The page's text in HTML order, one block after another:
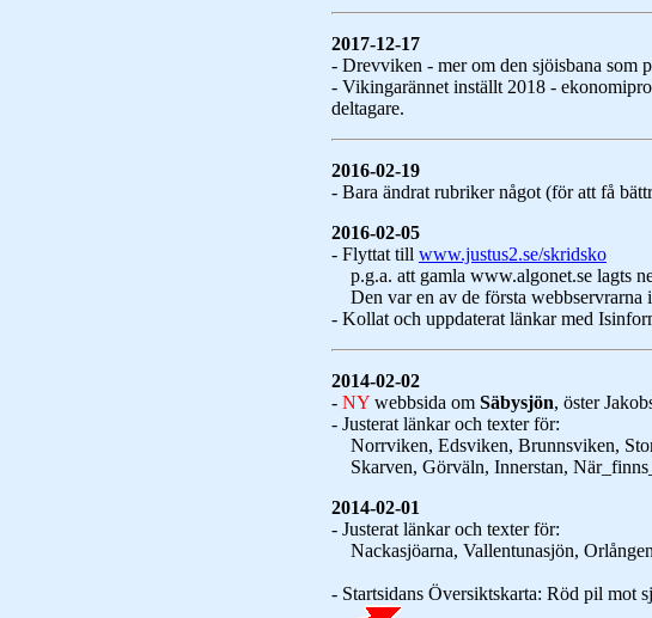
2017-12-17
- Drevviken - mer om den sjöisbana som
- Vikingarännet inställt 2018 -
deltagare.
2016-02-19
- Bara ändrat rubriker något (för att få
2016-02-05
- Flyttat till www.justus2.se/skridsko
p.g.a. att gamla www.algonet.se lagts
Den var en av de första webbservrarna
- Kollat och uppdaterat länkar med
2014-02-02
- NY webbsida om Säbysjön, öster
- Justerat länkar och texter för:
Norrviken, Edsviken, Brunnsviken,
Skarven, Görväln, Innerstan,
2014-02-01
- Justerat länkar och texter för:
Nackasjöarna, Vallentunasjön,
- Startsidans Översiktskarta: Röd pil mot